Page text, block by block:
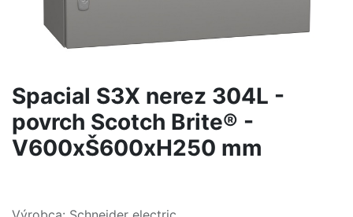
Spacial S3X nerez 304L -
povrch Scotch Brite® -
V600xŠ600xH250 mm